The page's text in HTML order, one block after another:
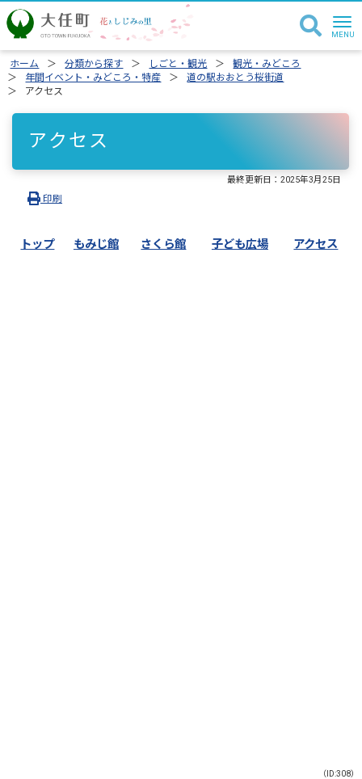
ホーム 分類から探す しごと・観光
観光・みどころ
年間イベント・みどころ・特産
道の駅おおとう桜街道
アクセス
アクセス
最終更新日：2025年3月25日
印刷
トップ もみじ館 さくら館 子ども広場 アクセス
（ID:308）